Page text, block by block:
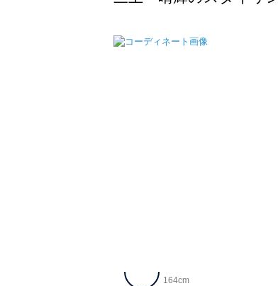
164cm